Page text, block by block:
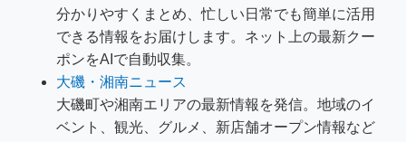
分かりやすくまとめ、忙しい日常でも簡単に活用
できる情報をお届けします。ネット上の最新クー
ポンをAIで自動収集。
大磯・湘南ニュース
大磯町や湘南エリアの最新情報を発信。地域のイ
ベント、観光、グルメ、新店舗オープン情報など